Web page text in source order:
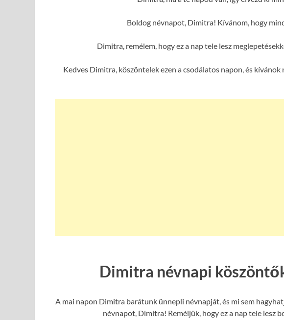
Boldog névnapot, Dimitra! Kívánom, hogy
Dimitra, remélem, hogy ez a nap tele lesz
Kedves Dimitra, köszöntelek ezen a csodálatos napon, és
Dimitra névnapi
A mai napon Dimitra barátunk ünnepli névnapját, és mi sem
névnapot, Dimitra! Reméljük, hogy ez a nap tele lesz